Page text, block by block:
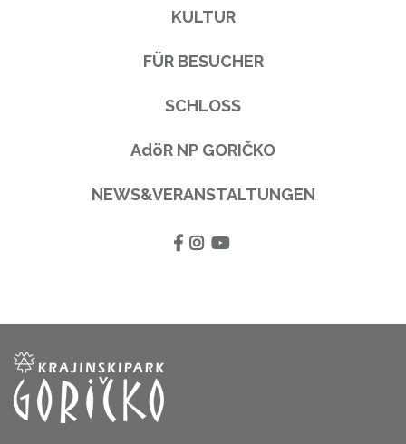
KULTUR
FÜR BESUCHER
SCHLOSS
AdöR NP GORIČKO
NEWS&VERANSTALTUNGEN